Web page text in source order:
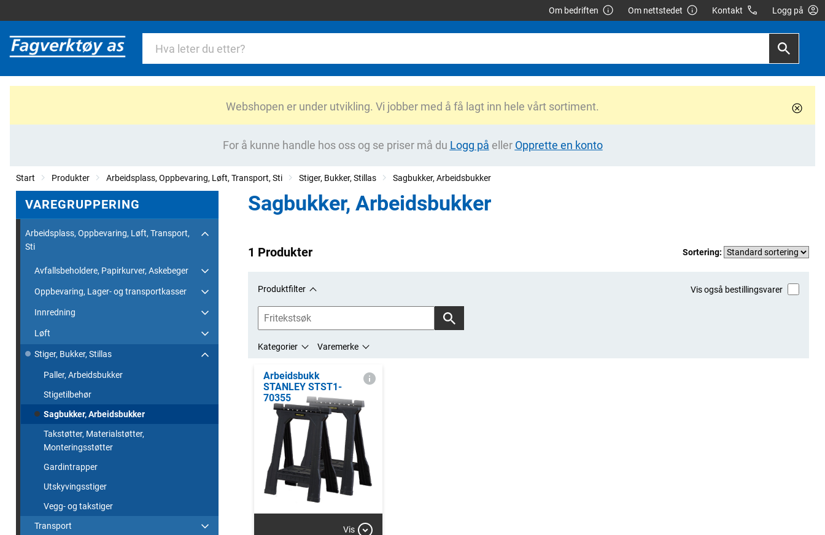
Om bedriften Om nettstedet Kontakt Logg på
Webshopen er under utvikling. Vi jobber med å få lagt inn hele vårt sortiment.
For å kunne handle hos oss og se priser må du Logg på eller Opprette en konto
Start Produkter Arbeidsplass, Oppbevaring, Løft, Transport, Sti Stiger, Bukker, Stillas Sagbukker, Arbeidsbukker
VAREGRUPPERING
Arbeidsplass, Oppbevaring, Løft, Transport,
Sti
Avfallsbeholdere, Papirkurver, Askebeger
Oppbevaring, Lager- og transportkasser
Innredning
Løft
Stiger, Bukker, Stillas
Paller, Arbeidsbukker
Stigetilbehør
Sagbukker, Arbeidsbukker
Takstøtter, Materialstøtter,
Monteringsstøtter
Gardintrapper
Utskyvingsstiger
Vegg- og takstiger
Transport
Sagbukker, Arbeidsbukker
1 Produkter Sortering:
Produktfilter Vis også bestillingsvarer
Kategorier Varemerke
Arbeidsbukk
STANLEY STST1-
70355
Vis